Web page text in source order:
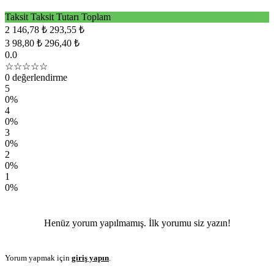
Taksit Taksit Tutarı Toplam
2 146,78 ₺ 293,55 ₺
3 98,80 ₺ 296,40 ₺
0.0
☆☆☆☆☆
0 değerlendirme
5
0%
4
0%
3
0%
2
0%
1
0%
Henüz yorum yapılmamış. İlk yorumu siz yazın!
Yorum yapmak için giriş yapın